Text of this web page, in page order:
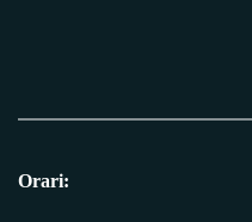
Orari: